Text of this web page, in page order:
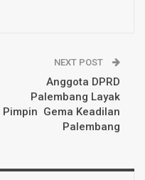
NEXT POST
Anggota DPRD
Palembang Layak
Pimpin Gema Keadilan
Palembang